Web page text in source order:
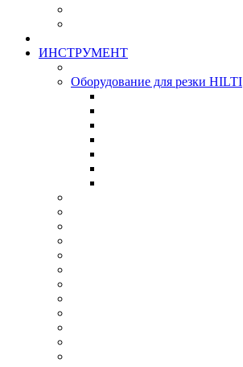
ИНСТРУМЕНТ
Оборудование для резки HILTI